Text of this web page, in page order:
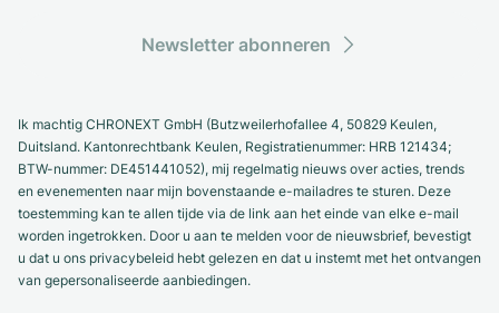
Newsletter abonneren
Ik machtig CHRONEXT GmbH (Butzweilerhofallee 4, 50829 Keulen,
Duitsland. Kantonrechtbank Keulen, Registratienummer: HRB 121434;
BTW-nummer: DE451441052), mij regelmatig nieuws over acties, trends
en evenementen naar mijn bovenstaande e-mailadres te sturen. Deze
toestemming kan te allen tijde via de link aan het einde van elke e-mail
worden ingetrokken. Door u aan te melden voor de nieuwsbrief, bevestigt
u dat u ons privacybeleid hebt gelezen en dat u instemt met het ontvangen
van gepersonaliseerde aanbiedingen.